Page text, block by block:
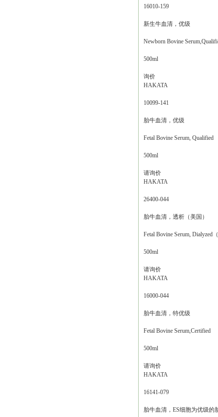
16010-159
新生牛血清，优级
Newborn Bovine
500ml
询价
HAKATA
10099-141
胎牛血清，优级
Fetal Bovine Serum, Qualified
500ml
请询价
HAKATA
26400-044
胎牛血清，透析（美国）
Fetal Bovine Serum, Dialyzed
500ml
请询价
HAKATA
16000-044
胎牛血清，特优级
Fetal Bovine Serum,Certified
500ml
请询价
HAKATA
16141-079
胎牛血清，ES细胞为优级的